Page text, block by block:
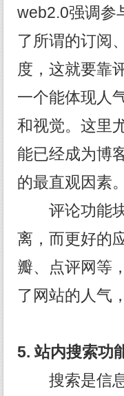
web2.0强调参
了所谓的订阅
度，这就要靠
一个能体现人
和视觉。这里
能已经成为博
的最直观因素。
评论功能块
离，而更好的
瓣、点评网等
了网站的人气
5. 站内搜索功
搜索是信息